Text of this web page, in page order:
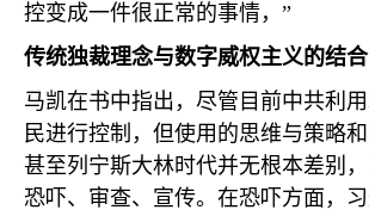
控变成一件很正常的事情，”
传统独裁理念与数字威权主义的结合
马凯在书中指出，尽管目前中共利
民进行控制，但使用的思维与策略和
甚至列宁斯大林时代并无根本差别
恐吓、审查、宣传。在恐吓方面，